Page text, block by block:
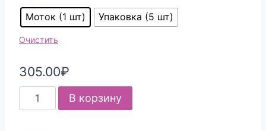
Моток (1 шт)
Упаковка (5 шт)
Очистить
305.00₽
Количество
товара
В корзину